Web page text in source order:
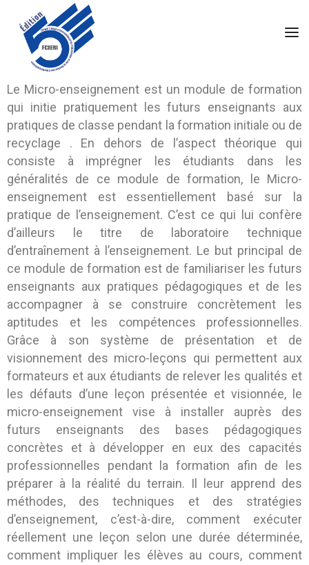
Le Micro-enseignement est un module de formation
qui initie pratiquement les futurs enseignants aux
pratiques de classe pendant la formation initiale ou de
recyclage . En dehors de l’aspect théorique qui
consiste à imprégner les étudiants dans les
généralités de ce module de formation, le Micro-
enseignement est essentiellement basé sur la
pratique de l’enseignement. C’est ce qui lui confère
d’ailleurs le titre de laboratoire technique
d’entraînement à l’enseignement. Le but principal de
ce module de formation est de familiariser les futurs
enseignants aux pratiques pédagogiques et de les
accompagner à se construire concrètement les
aptitudes et les compétences professionnelles.
Grâce à son système de présentation et de
visionnement des micro-leçons qui permettent aux
formateurs et aux étudiants de relever les qualités et
les défauts d’une leçon présentée et visionnée, le
micro-enseignement vise à installer auprès des
futurs enseignants des bases pédagogiques
concrètes et à développer en eux des capacités
professionnelles pendant la formation afin de les
préparer à la réalité du terrain. Il leur apprend des
méthodes, des techniques et des stratégies
d’enseignement, c’est-à-dire, comment exécuter
réellement une leçon selon une durée déterminée,
comment impliquer les élèves au cours, comment